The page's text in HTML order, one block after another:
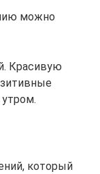
можно
Красивую
который